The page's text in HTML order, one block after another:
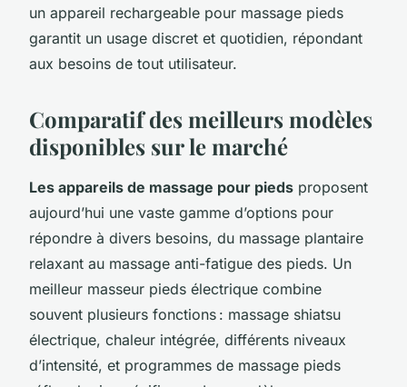
un appareil rechargeable pour massage pieds
garantit un usage discret et quotidien, répondant
aux besoins de tout utilisateur.
Comparatif des meilleurs modèles
disponibles sur le marché
Les appareils de massage pour pieds proposent
aujourd’hui une vaste gamme d’options pour
répondre à divers besoins, du massage plantaire
relaxant au massage anti-fatigue des pieds. Un
meilleur masseur pieds électrique combine
souvent plusieurs fonctions : massage shiatsu
électrique, chaleur intégrée, différents niveaux
d’intensité, et programmes de massage pieds